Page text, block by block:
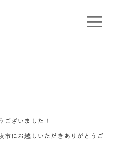
ございました！
市にお越しいただきありがとうご